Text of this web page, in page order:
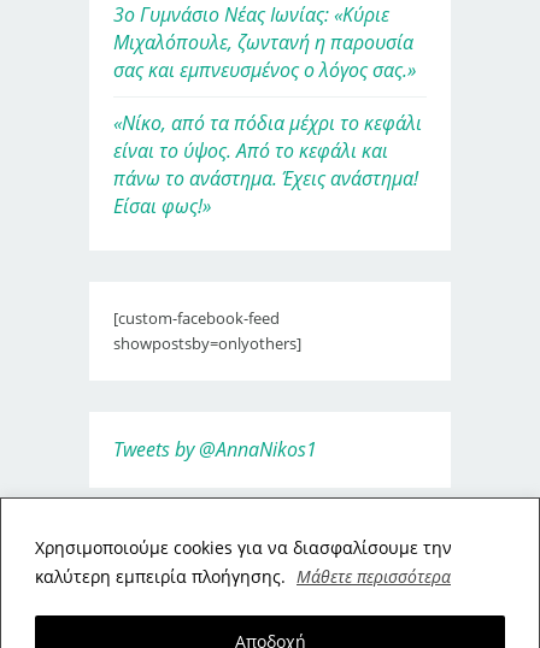
Xρησιμοποιούμε cookies για να διασφαλίσουμε την
καλύτερη εμπειρία πλοήγησης. Μάθετε περισσότερα
Αποδοχή
3ο Γυμνάσιο Νέας Ιωνίας: «Κύριε
Μιχαλόπουλε, ζωντανή η παρουσία
σας και εμπνευσμένος ο λόγος σας.»
«Νίκο, από τα πόδια μέχρι το κεφάλι
είναι το ύψος. Από το κεφάλι και
πάνω το ανάστημα. Έχεις ανάστημα!
Είσαι φως!»
[custom-facebook-feed
showpostsby=onlyothers]
Tweets by @AnnaNikos1